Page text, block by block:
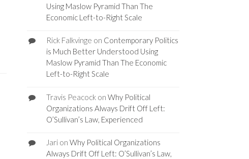
Using Maslow Pyramid Than The
Economic Left-to-Right Scale
Rick Falkvinge on Contemporary Politics
is Much Better Understood Using
Maslow Pyramid Than The Economic
Left-to-Right Scale
Travis Peacockon Why Political
Organizations Always Drift Off Left:
O’Sullivan’s Law, Experienced
Jarion Why Political Organizations
Always Drift Off Left: O’Sullivan’s Law,